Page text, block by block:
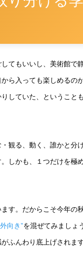
てもいいし、美術館で
ら入っても楽しめるの
していた、ということ
観る、動く、誰かと分
しかも、１つだけを極め
す。だからこそ今年の
向き”を混ぜてみましょ
ふんわり底上げされます